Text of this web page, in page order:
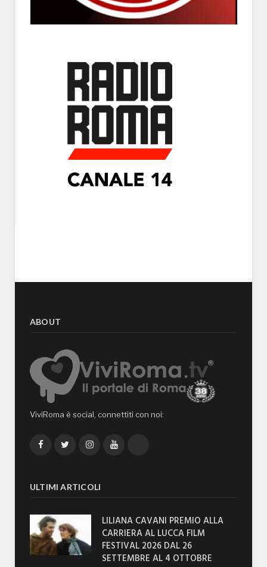
ABOUT
ViviRoma è social, connettiti con noi:
FacebookTwitterInstagramYouTube
ULTIMI ARTICOLI
LILIANA CAVANI PREMIO ALLA
CARRIERA AL LUCCA FILM
FESTIVAL 2026 DAL 26
SETTEMBRE AL 4 OTTOBRE